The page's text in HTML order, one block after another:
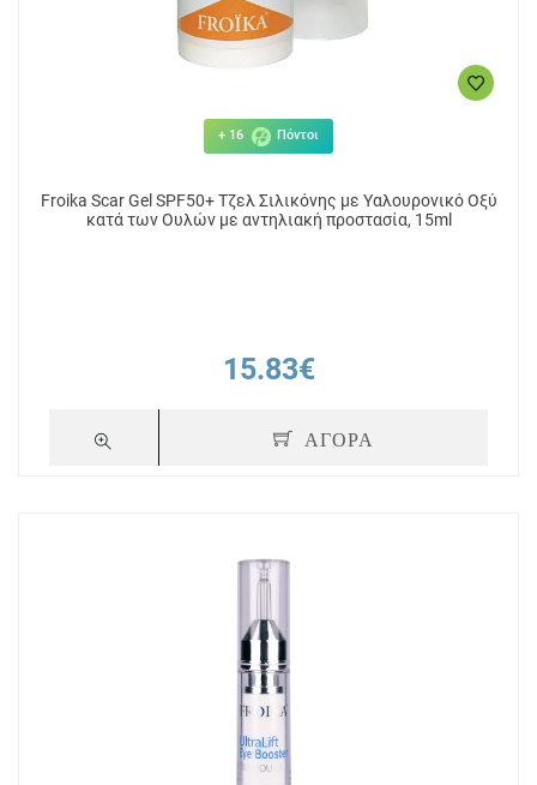
+ 16 Πόντοι
Froika Scar Gel SPF50+ Τζελ Σιλικόνης με Υαλουρονικό Οξύ
κατά των Ουλών με αντηλιακή προστασία, 15ml
15.83€
ΑΓΟΡΑ